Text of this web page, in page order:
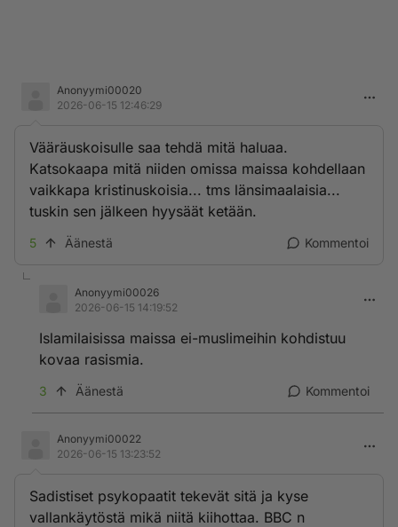
Anonyymi00020
2026-06-15 12:46:29
Vääräuskoisulle saa tehdä mitä haluaa.
Katsokaapa mitä niiden omissa maissa kohdellaan
vaikkapa kristinuskoisia... tms länsimaalaisia...
tuskin sen jälkeen hyysäät ketään.
5 Äänestä Kommentoi
Anonyymi00026
2026-06-15 14:19:52
Islamilaisissa maissa ei-muslimeihin kohdistuu
kovaa rasismia.
3 Äänestä Kommentoi
Anonyymi00022
2026-06-15 13:23:52
Sadistiset psykopaatit tekevät sitä ja kyse
vallankäytöstä mikä niitä kiihottaa. BBC n